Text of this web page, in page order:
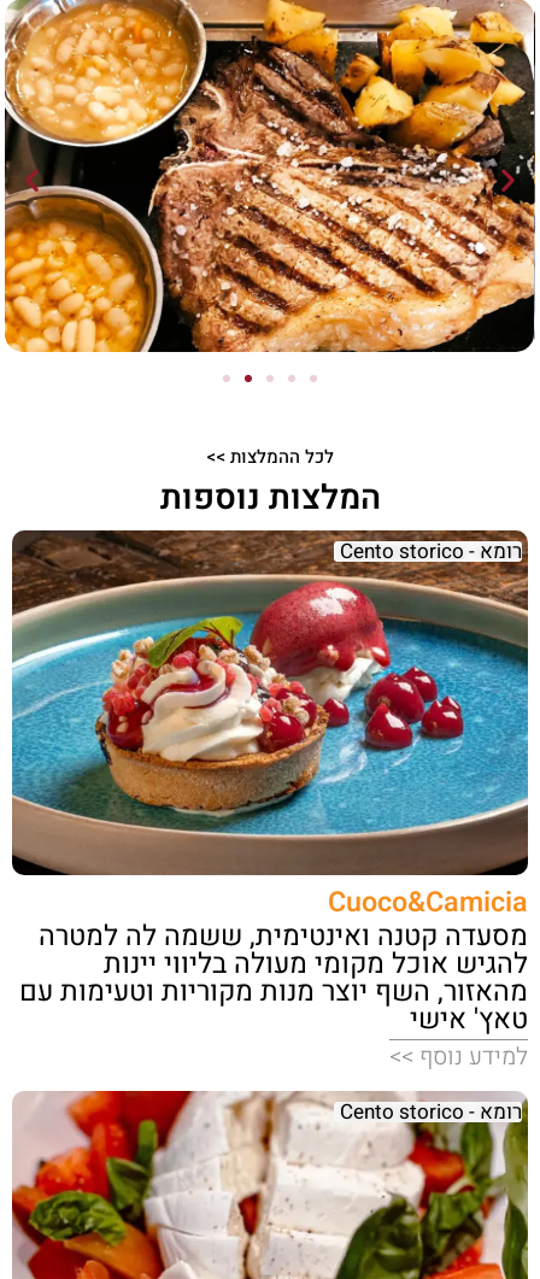
לכל ההמלצות >>
המלצות נוספות
רומא - Cento storico
Cuoco&Camicia
מסעדה קטנה ואינטימית, ששמה לה למטרה
להגיש אוכל מקומי מעולה בליווי יינות
מהאזור, השף יוצר מנות מקוריות וטעימות עם
טאץ' אישי
למידע נוסף >>
רומא - Cento storico